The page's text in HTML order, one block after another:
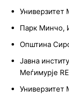
Универзитет
Парк Минчо,
Општина
Јавна
Меѓимурје
Универзитет